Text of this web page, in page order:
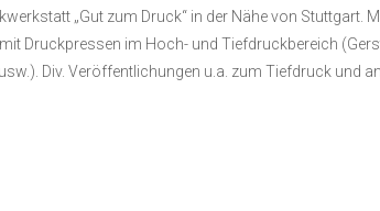
„Gut zum Druck“ in der Nähe von Stuttgart.
Druckpressen im Hoch- und Tiefdruckbereich
Div. Veröffentlichungen u.a. zum Tiefdruck und